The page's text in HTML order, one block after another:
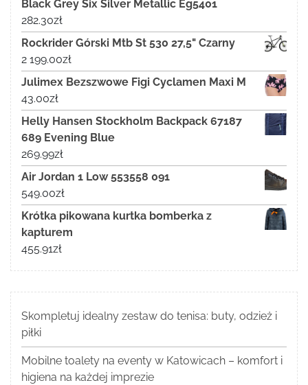
Black Grey Six Silver Metallic Eg5401
282.30zł
Rockrider Górski Mtb St 530 27,5" Czarny
2 199.00zł
Julimex Bezszwowe Figi Cyclamen Maxi M
43.00zł
Helly Hansen Stockholm Backpack 67187
689 Evening Blue
269.99zł
Air Jordan 1 Low 553558 091
549.00zł
Krótka pikowana kurtka bomberka z
kapturem
455.91zł
Skompletuj idealny zestaw do tenisa: buty, odzież i
piłki
Mobilne toalety na eventy w Katowicach – komfort i
higiena na każdej imprezie